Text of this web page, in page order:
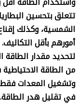
تتعلق بتحسين
الشمسية، وكذلك
أمورهم بأقل
لتحديد مقدار
من الطاقة
وتشغيل المعدات فقط
في تقليل هدر الطاقة.